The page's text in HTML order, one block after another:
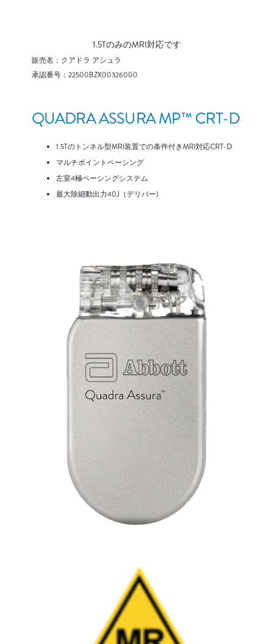
1.5TのみのMRI対応です
販売名：クアドラ アシュラ
承認番号：22500BZX00326000
QUADRA ASSURA MP™ CRT-D
1.5Tのトンネル型MRI装置での条件付きMRI対応CRT-D
マルチポイントペーシング
左室4極ペーシングシステム
最大除細動出力40J（デリバー)